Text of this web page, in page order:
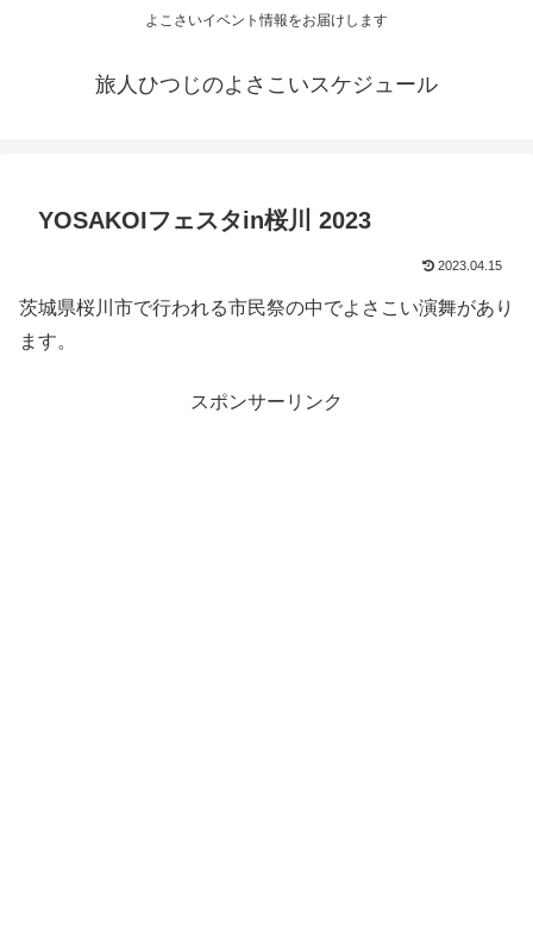
よこさいイベント情報をお届けします
旅人ひつじのよさこいスケジュール
YOSAKOIフェスタin桜川 2023
2023.04.15
茨城県桜川市で行われる市民祭の中でよさこい演舞があり
ます。
スポンサーリンク